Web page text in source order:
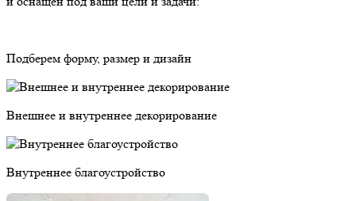
Подберем форму, размер и дизайн
Внешнее и внутреннее декорирование
Внутреннее благоустройство